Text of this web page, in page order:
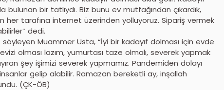
bulunan bir tatlıydı. Biz bunu ev mutfağından çıkardık,
her tarafına internet üzerinden yolluyoruz. Sipariş vermek
dedi.
söyleyen Muammer Usta, “İyi bir kadayıf dolması için evde
olması lazım, yumurtası taze olmalı, severek yapmak
şey işimizi severek yapmamız. Pandemiden dolayı
gelip alabilir. Ramazan bereketli ay, inşallah
(ÇK-ÖB)